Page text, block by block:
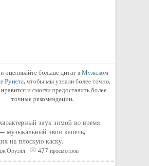
оценивайте больше цитат в Мужском
Рунета, чтобы мы узнали более точно,
и смогли предоставить более
точные рекомендации.
звук зимой во время
музыкальный звон капель,
на плоскую каску.
Оруэлл 477 просмотров